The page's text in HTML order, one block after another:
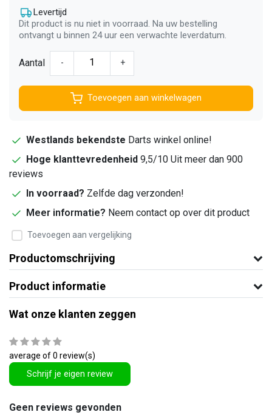
Levertijd
Dit product is nu niet in voorraad. Na uw bestelling
ontvangt u binnen 24 uur een verwachte leverdatum.
Aantal - +
Toevoegen aan winkelwagen
Westlands bekendste Darts winkel online!
Hoge klanttevredenheid 9,5/10 Uit meer dan 900
reviews
In voorraad? Zelfde dag verzonden!
Meer informatie? Neem contact op over dit product
Toevoegen aan vergelijking
Productomschrijving
Product informatie
Wat onze klanten zeggen
average of 0 review(s)
Schrijf je eigen review
Geen reviews gevonden